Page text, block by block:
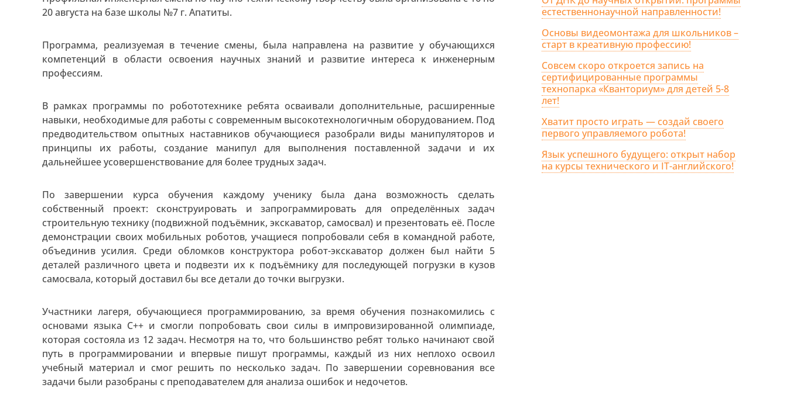
20 августа на базе школы №7 г. Апатиты.
Программа, реализуемая в течение смены, была направлена на развитие у обучающихся
компетенций в области освоения научных знаний и развитие интереса к инженерным
профессиям.
В рамках программы по робототехнике ребята осваивали дополнительные, расширенные
навыки, необходимые для работы с современным высокотехнологичным оборудованием. Под
предводительством опытных наставников обучающиеся разобрали виды манипуляторов и
принципы их работы, создание манипул для выполнения поставленной задачи и их
дальнейшее усовершенствование для более трудных задач.
По завершении курса обучения каждому ученику была дана возможность сделать
собственный проект: сконструировать и запрограммировать для определённых задач
строительную технику (подвижной подъёмник, экскаватор, самосвал) и презентовать её. После
демонстрации своих мобильных роботов, учащиеся попробовали себя в командной работе,
объединив усилия. Среди обломков конструктора робот-экскаватор должен был найти 5
деталей различного цвета и подвезти их к подъёмнику для последующей погрузки в кузов
самосвала, который доставил бы все детали до точки выгрузки.
Участники лагеря, обучающиеся программированию, за время обучения познакомились с
основами языка C++ и смогли попробовать свои силы в импровизированной олимпиаде,
которая состояла из 12 задач. Несмотря на то, что большинство ребят только начинают свой
путь в программировании и впервые пишут программы, каждый из них неплохо освоил
учебный материал и смог решить по несколько задач. По завершении соревнования все
задачи были разобраны с преподавателем для анализа ошибок и недочетов.
естественнонаучной направленности!
Основы видеомонтажа для школьников –
старт в креативную профессию!
Совсем скоро откроется запись на
сертифицированные программы
технопарка «Кванториум» для детей 5-8
лет!
Хватит просто играть — создай своего
первого управляемого робота!
Язык успешного будущего: открыт набор
на курсы технического и IT-английского!